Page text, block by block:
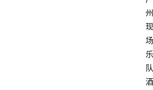
州
现
场
乐
队
酒